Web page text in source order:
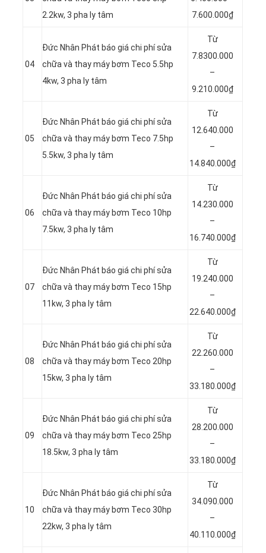
2.2kw, 3 pha ly tâm
7.600.000₫
04
Đức Nhân Phát báo giá chi phí sửa
chữa và thay máy bơm Teco 5.5hp
4kw, 3 pha ly tâm
Từ
7.8300.000
–
9.210.000₫
05
Đức Nhân Phát báo giá chi phí sửa
chữa và thay máy bơm Teco 7.5hp
5.5kw, 3 pha ly tâm
Từ
12.640.000
–
14.840.000₫
06
Đức Nhân Phát báo giá chi phí sửa
chữa và thay máy bơm Teco 10hp
7.5kw, 3 pha ly tâm
Từ
14.230.000
–
16.740.000₫
07
Đức Nhân Phát báo giá chi phí sửa
chữa và thay máy bơm Teco 15hp
11kw, 3 pha ly tâm
Từ
19.240.000
–
22.640.000₫
08
Đức Nhân Phát báo giá chi phí sửa
chữa và thay máy bơm Teco 20hp
15kw, 3 pha ly tâm
Từ
22.260.000
–
33.180.000₫
09
Đức Nhân Phát báo giá chi phí sửa
chữa và thay máy bơm Teco 25hp
18.5kw, 3 pha ly tâm
Từ
28.200.000
–
33.180.000₫
10
Đức Nhân Phát báo giá chi phí sửa
chữa và thay máy bơm Teco 30hp
22kw, 3 pha ly tâm
Từ
34.090.000
–
40.110.000₫